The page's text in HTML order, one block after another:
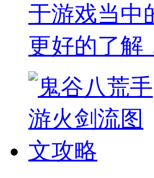
于游戏当中
更好的了解